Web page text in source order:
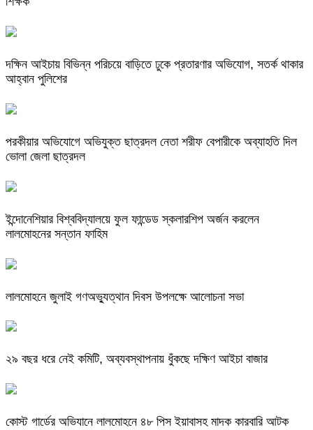
দক্ষিন আইচায় ‎বিভিন্ন পরিচয়ে বাড়িতে ঢুকে প্রতারণার অভিযোগ, সতর্ক থাকার
আহ্বান পুলিশের
পরকীয়ার অভিযোগে অভিযুক্ত ছাত্রদল নেতা শরীফ বেপারীকে অব্যাহতি দিল
ভোলা জেলা ছাত্রদল
ইন্দোনেশিয়ার বিশ্ববিদ্যালয়ে ফুল ফান্ডেড স্কলারশিপ অর্জন করলেন
লালমোহনের সন্তান ফাহিম
লালমোহনে জুলাই গণঅভ্যুত্থান দিবস উপলক্ষে আলোচনা সভা
২৯ বছর ধরে নেই কমিটি, অব্যবস্থাপনায় ধুঁকছে দক্ষিণ আইচা বাজার
কোস্ট গার্ডের অভিযানে লালমোহনে ৪৮ পিস ইয়াবাসহ মাদক কারবারি আটক